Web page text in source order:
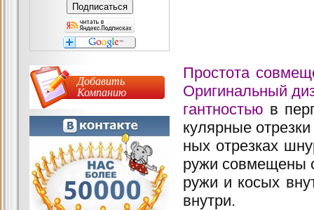
Простота
Оригинальный
гантностью в
кулярные
ных отрезках
ружи совмещены
ружи и
внутри.
Добавить
Компанию